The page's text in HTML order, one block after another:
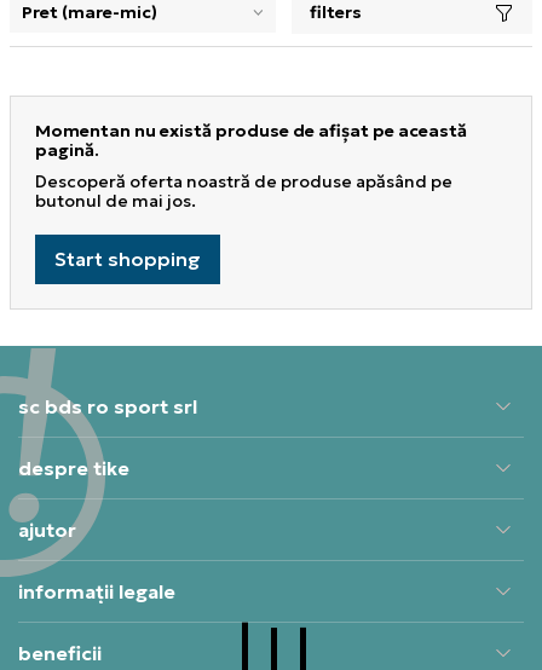
selectarea unui filtru închide panoul de filtre, încarcă
filters
Momentan nu există produse de afișat pe această
pagină.
Descoperă oferta noastră de produse apăsând pe
butonul de mai jos.
Start shopping
sc bds ro sport srl
despre tike
ajutor
informații legale
beneficii